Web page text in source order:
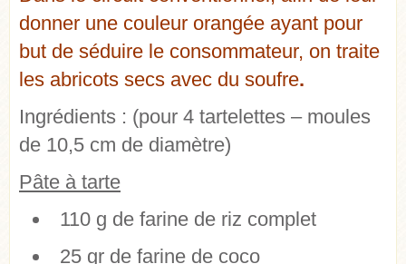
donner une couleur orangée ayant pour
but de séduire le consommateur, on traite
les abricots secs avec du soufre.
Ingrédients : (pour 4 tartelettes – moules
de 10,5 cm de diamètre)
Pâte à tarte
110 g de farine de riz complet
25 gr de farine de coco